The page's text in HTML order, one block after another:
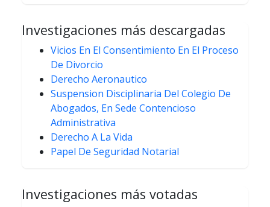
Investigaciones más descargadas
Vicios En El Consentimiento En El Proceso
De Divorcio
Derecho Aeronautico
Suspension Disciplinaria Del Colegio De
Abogados, En Sede Contencioso
Administrativa
Derecho A La Vida
Papel De Seguridad Notarial
Investigaciones más votadas